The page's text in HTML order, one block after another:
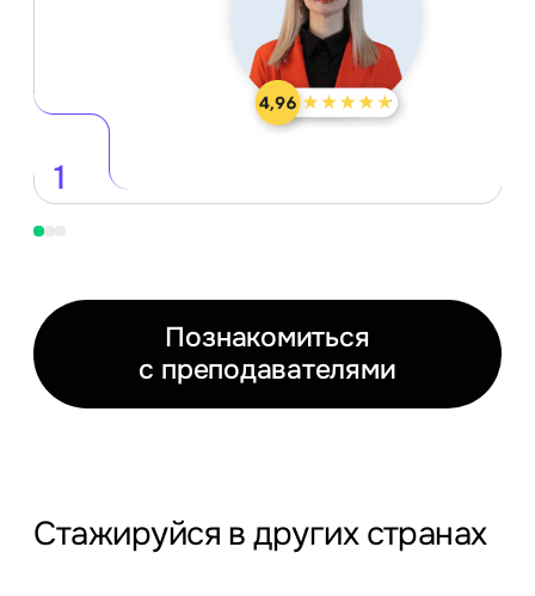
1
Познакомиться
с преподавателями
Стажируйся в других странах